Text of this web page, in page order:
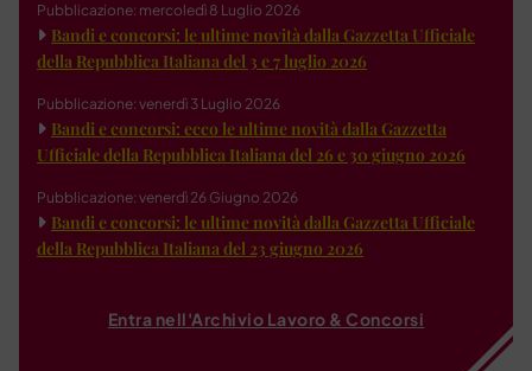
Pubblicazione: mercoledì 8 Luglio 2026
Bandi e concorsi: le ultime novità dalla Gazzetta Ufficiale
della Repubblica Italiana del 3 e 7 luglio 2026
Pubblicazione: venerdì 3 Luglio 2026
Bandi e concorsi: ecco le ultime novità dalla Gazzetta
Ufficiale della Repubblica Italiana del 26 e 30 giugno 2026
Pubblicazione: venerdì 26 Giugno 2026
Bandi e concorsi: le ultime novità dalla Gazzetta Ufficiale
della Repubblica Italiana del 23 giugno 2026
Entra nell'Archivio Lavoro & Concorsi